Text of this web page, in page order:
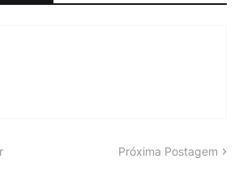
Próxima Postagem